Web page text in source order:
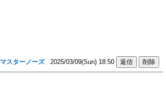
マスターノーズ2025/03/09(Sun) 18:50